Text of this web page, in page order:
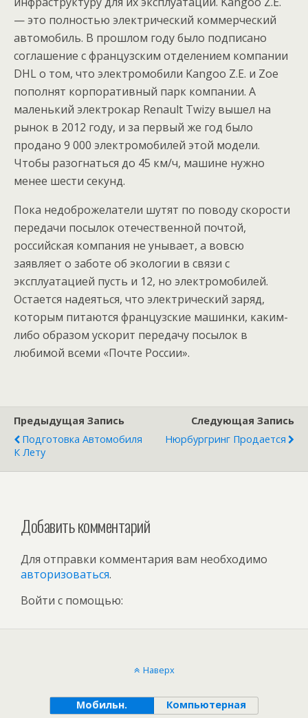
— это полностью электрический коммерческий
автомобиль. В прошлом году было подписано
соглашение с французским отделением компании
DHL о том, что электромобили Kangoo Z.E. и Zoe
пополнят корпоративный парк компании. А
маленький электрокар Renault Twizy вышел на
рынок в 2012 году, и за первый же год было
продано 9 000 электромобилей этой модели.
Чтобы разогнаться до 45 км/ч, машине нужно
менее шести секунд.
Пока недоброжелатели шутят по поводу скорости
передачи посылок отечественной почтой,
российская компания не унывает, а вовсю
заявляет о заботе об экологии в связи с
эксплуатацией пусть и 12, но электромобилей.
Остается надеяться, что электрический заряд,
которым питаются французские машинки, каким-
либо образом ускорит передачу посылок в
любимой всеми «Почте России».
Предыдущая Запись
Подготовка Автомобиля
К Лету
Следующая Запись
Нюрбургринг Продается
Добавить комментарий
Для отправки комментария вам необходимо
авторизоваться.
Войти с помощью:
Наверх
Мобильн. Компьютерная